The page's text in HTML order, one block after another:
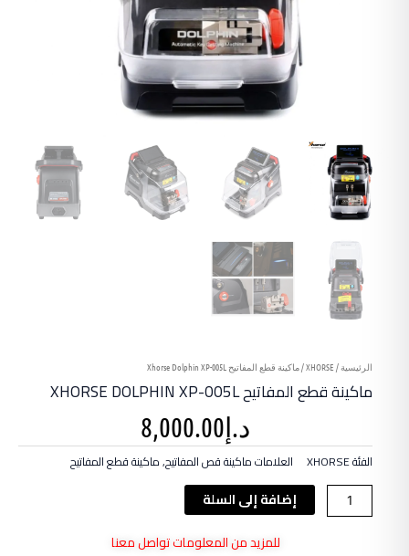
الرئيسية/
XHORSE/ ماكينة قطع المفاتيح Xhorse Dolphin XP-005L
ماكينة قطع المفاتيح XHORSE DOLPHIN XP-005L
د.إ8,000.00
الفئةXHORSE العلاماتماكينة قص المفاتيح,ماكينة قطع المفاتيح
كمية
ماكينة
إضافة إلى السلة
للمزيد من المعلومات تواصل معنا